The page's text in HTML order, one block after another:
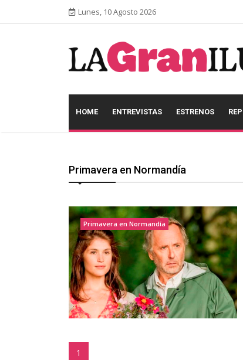
Lunes, 10 Agosto 2026
HOME ENTREVISTAS ESTRENOS
Primavera en Normandía
Primavera en Normandía
1